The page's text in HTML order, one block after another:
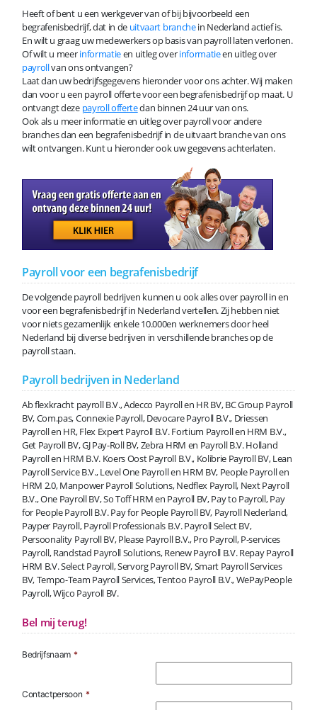
Heeft of bent u een werkgever van of bij bijvoorbeeld een
begrafenisbedrijf, dat in de uitvaart branchein Nederland actief is.
En wilt u graag uw medewerkers op basis van payroll laten verlonen.
Of wilt u meerinformatieen uitleg overinformatieen uitleg over
payrollvan ons ontvangen?
Laat dan uw bedrijfsgegevens hieronder voor ons achter. Wij maken
dan voor u een payroll offerte voor een begrafenisbedrijf op maat. U
ontvangt deze payroll offertedan binnen 24 uur van ons.
Ook als u meer informatie en uitleg over payroll voor andere
branches dan een begrafenisbedrijf in de uitvaart branche van ons
wilt ontvangen. Kunt u hieronder ook uw gegevens achterlaten.
Payroll voor een begrafenisbedrijf
De volgende payroll bedrijven kunnen u ook alles over payroll in en
voor een begrafenisbedrijf in Nederland vertellen. Zij hebben niet
voor niets gezamenlijk enkele 10.000en werknemers door heel
Nederland bij diverse bedrijven in verschillende branches op de
payroll staan.
Payroll bedrijven in Nederland
Ab flexkracht payroll B.V., Adecco Payroll en HR BV, BC Group Payroll
BV, Com.pas, Connexie Payroll, Devocare Payroll B.V., Driessen
Payroll en HR, Flex Expert Payroll B.V. Fortium Payroll en HRM B.V.,
Get Payroll BV, GJ Pay-Roll BV, Zebra HRM en Payroll B.V. Holland
Payroll en HRM B.V. Koers Oost Payroll B.V., Kolibrie Payroll BV, Lean
Payroll Service B.V., Level One Payroll en HRM BV, People Payroll en
HRM 2.0, Manpower Payroll Solutions, Nedflex Payroll, Next Payroll
B.V., One Payroll BV, So Toff HRM en Payroll BV, Pay to Payroll, Pay
for People Payroll B.V. Pay for People Payroll BV, Payroll Nederland,
Payper Payroll, Payroll Professionals B.V. Payroll Select BV,
Persoonality Payroll BV, Please Payroll B.V., Pro Payroll, P-services
Payroll, Randstad Payroll Solutions, Renew Payroll B.V. Repay Payroll
HRM B.V. Select Payroll, Servorg Payroll BV, Smart Payroll Services
BV, Tempo-Team Payroll Services, Tentoo Payroll B.V., WePayPeople
Payroll, Wijco Payroll BV.
Bel mij terug!
Bedrijfsnaam *
Contactpersoon *